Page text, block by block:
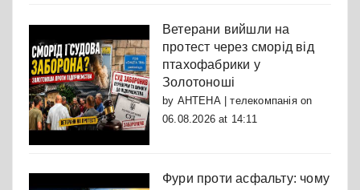
Ветерани вийшли на
протест через сморід від
птахофабрики у
Золотоноші
by АНТЕНА | телекомпаніяon
06.08.2026 at 14:11
Фури проти асфальту: чому